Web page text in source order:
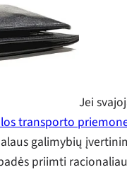
Jei
transporto
galimybių
priimti